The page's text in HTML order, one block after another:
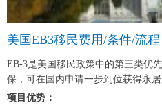
EB-3是美国移民政策中的第三类优
保，可在国内申请一步到位获得永居
项目优势：